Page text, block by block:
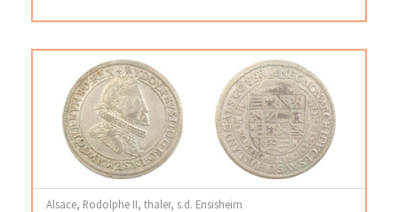
Alsace, Rodolphe II, thaler, s.d. Ensisheim